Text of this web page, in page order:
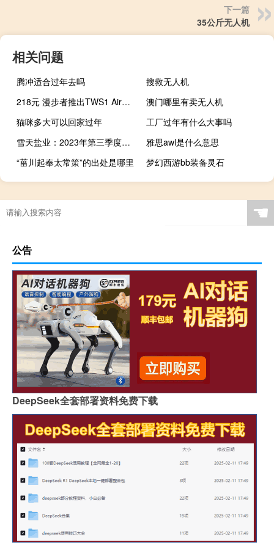
下一篇
35公斤无人机
相关问题
腾冲适合过年去吗
搜救无人机
218元 漫步者推出TWS1 Air蓝牙耳机：ANC自适应降噪
澳门哪里有卖无人机
猫咪多大可以回家过年
工厂过年有什么大事吗
雪天盐业：2023年第三季度净利润同比增长7.81%
雅思awl是什么意思
“菑川起奉太常策”的出处是哪里
梦幻西游bb装备灵石
☚
公告
DeepSeek全套部署资料免费下载